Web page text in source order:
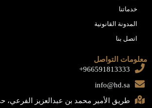
خدماتنا
المدونة القانونية
اتصل بنا
معلومات التواصل
966591813333+
info@hd.sa
طريق الأمير محمد بن عبدالعزيز الفرعي،